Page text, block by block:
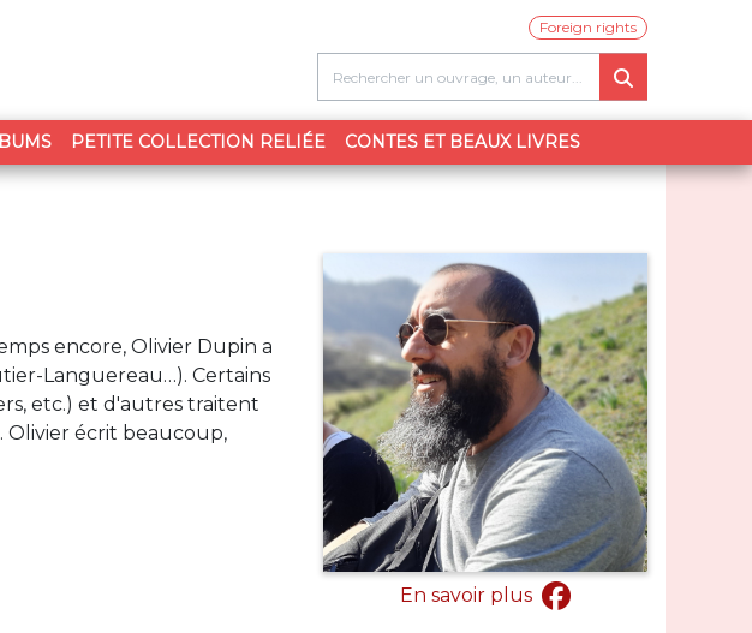
Foreign rights
PETITE COLLECTION RELIÉE CONTES ET BEAUX LIVRES
encore, Olivier Dupin a
Languereau…). Certains
etc.) et d'autres traitent
Olivier écrit beaucoup,
En savoir plus